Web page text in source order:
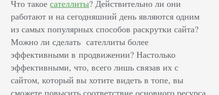
Что такоесателлиты? Действительно ли они
работают и на сегодняшний день являются одним
из самых популярных способов раскрутки сайта?
Можно ли сделать сателлиты более
эффективными в продвижении? Настолько
эффективными, что, всего лишь связав их с
сайтом, который вы хотите видеть в топе, вы